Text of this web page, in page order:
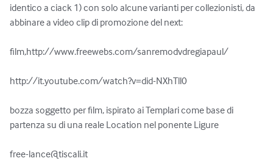
identico a ciack 1) con solo alcune varianti per collezionisti, da
abbinare a video clip di promozione del next:
film,http://www.freewebs.com/sanremodvdregiapaul/
http://it.youtube.com/watch?v=did-NXhTll0
bozza soggetto per film, ispirato ai Templari come base di
partenza su di una reale Location nel ponente Ligure
free-lance@tiscali.it